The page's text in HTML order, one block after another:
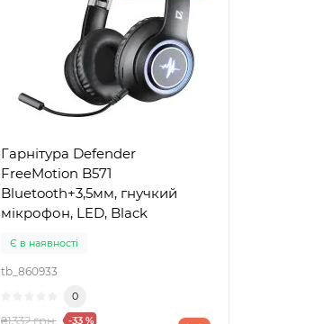
Гарнітура Defender
FreeMotion B571
Bluetooth+3,5мм, гнучкий
мікрофон, LED, Black
Є в наявності
tb_860933
0
₴1332 грн. -33 %